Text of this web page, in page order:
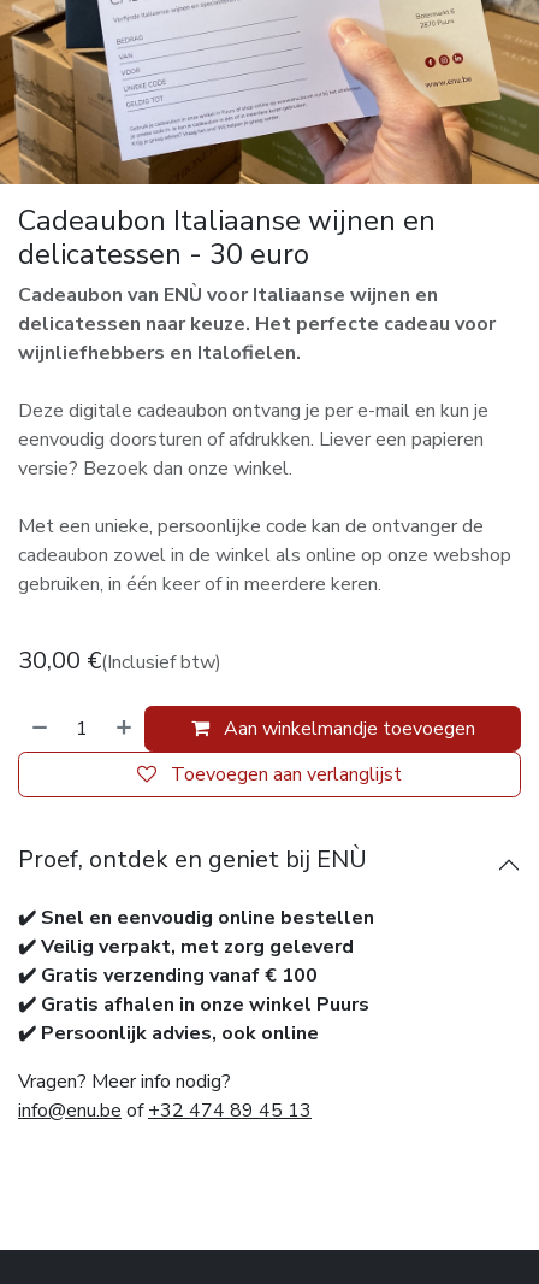
Cadeaubon Italiaanse wijnen en
delicatessen - 30 euro
Cadeaubon van ENÙ voor Italiaanse wijnen en
delicatessen naar keuze. Het perfecte cadeau voor
wijnliefhebbers en Italofielen.
Deze digitale cadeaubon ontvang je per e-mail en kun je
eenvoudig doorsturen of afdrukken. Liever een papieren
versie? Bezoek dan onze winkel.
Met een unieke, persoonlijke code kan de ontvanger de
cadeaubon zowel in de winkel als online op onze webshop
gebruiken, in één keer of in meerdere keren.
30,00 €(Inclusief btw)
Aan winkelmandje toevoegen
Toevoegen aan verlanglijst
Proef, ontdek en geniet bij ENÙ
✔️ Snel en eenvoudig online bestellen
✔️ Veilig verpakt, met zorg geleverd
✔️ Gratis verzending vanaf € 100
✔️ Gratis afhalen in onze winkel Puurs
✔️ Persoonlijk advies, ook online
Vragen? Meer info nodig?
info@enu.be of+32 474 89 45 13